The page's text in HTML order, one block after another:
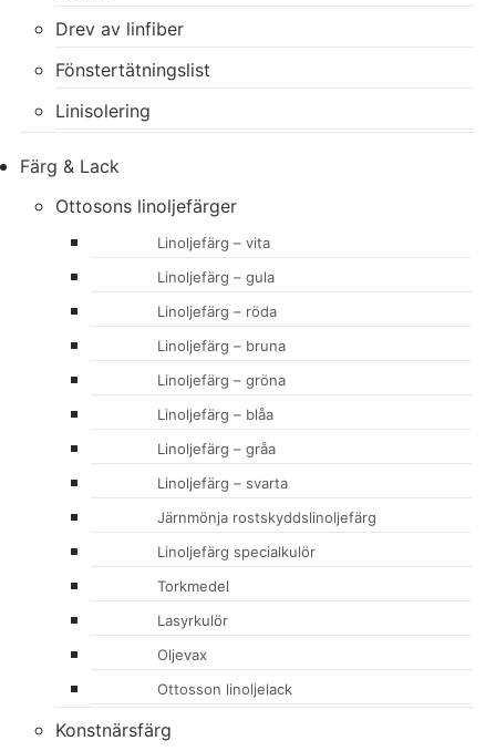
Drev av linfiber
Fönstertätningslist
Linisolering
Färg & Lack
Ottosons linoljefärger
Linoljefärg – vita
Linoljefärg – gula
Linoljefärg – röda
Linoljefärg – bruna
Linoljefärg – gröna
Linoljefärg – blåa
Linoljefärg – gråa
Linoljefärg – svarta
Järnmönja rostskyddslinoljefärg
Linoljefärg specialkulör
Torkmedel
Lasyrkulör
Oljevax
Ottosson linoljelack
Konstnärsfärg